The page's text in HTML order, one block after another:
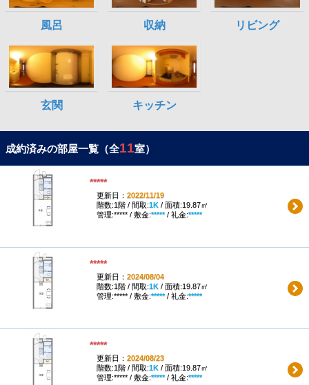
成約済みの部屋一覧（全11室）
*****
更新日： 2022/11/19
階数:1階 / 間取:1K/ 面積:19.87㎡
管理:***** / 敷金:*****/ 礼金:*****
*****
更新日： 2024/08/04
階数:1階 / 間取:1K/ 面積:19.87㎡
管理:***** / 敷金:*****/ 礼金:*****
*****
更新日： 2024/08/23
階数:1階 / 間取:1K/ 面積:19.87㎡
管理:***** / 敷金:*****/ 礼金:*****